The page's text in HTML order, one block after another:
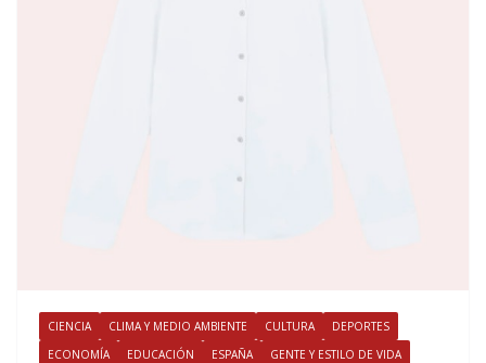
CIENCIA CLIMA Y MEDIO AMBIENTE CULTURA
DEPORTES
ECONOMÍA
EDUCACIÓN ESPAÑA
GENTE Y ESTILO DE VIDA